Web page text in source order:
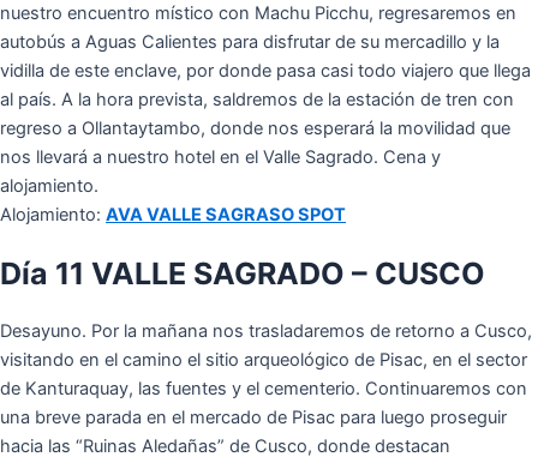
nuestro encuentro místico con Machu Picchu, regresaremos en
autobús a Aguas Calientes para disfrutar de su mercadillo y la
vidilla de este enclave, por donde pasa casi todo viajero que llega
al país. A la hora prevista, saldremos de la estación de tren con
regreso a Ollantaytambo, donde nos esperará la movilidad que
nos llevará a nuestro hotel en el Valle Sagrado. Cena y
alojamiento.
Alojamiento: AVA VALLE SAGRASO SPOT
Día 11 VALLE SAGRADO – CUSCO
Desayuno. Por la mañana nos trasladaremos de retorno a Cusco,
visitando en el camino el sitio arqueológico de Pisac, en el sector
de Kanturaquay, las fuentes y el cementerio. Continuaremos con
una breve parada en el mercado de Pisac para luego proseguir
hacia las “Ruinas Aledañas” de Cusco, donde destacan